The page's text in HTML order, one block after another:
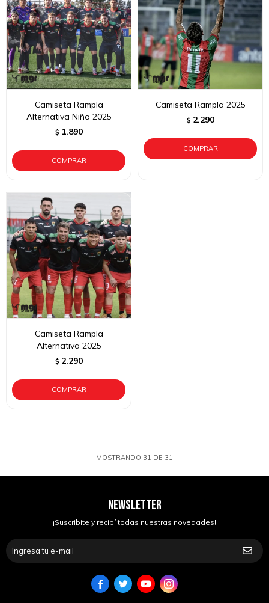
Camiseta Rampla
Alternativa Niño 2025
$ 1.890
Camiseta Rampla 2025
$ 2.290
Camiseta Rampla
Alternativa 2025
$ 2.290
MOSTRANDO 31 DE 31
NEWSLETTER
¡Suscribite y recibí todas nuestras novedades!
   